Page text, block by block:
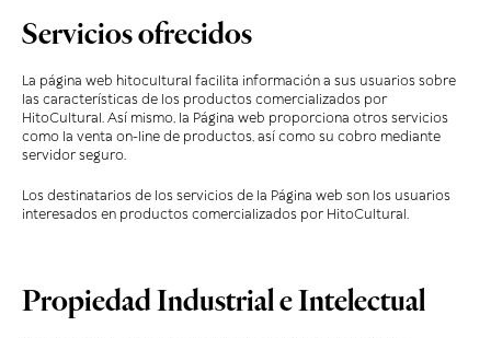
Servicios ofrecidos
La página web hitocultural facilita información a sus usuarios sobre
las características de los productos comercializados por
HitoCultural. Así mismo, la Página web proporciona otros servicios
como la venta on-line de productos, así como su cobro mediante
servidor seguro.
Los destinatarios de los servicios de la Página web son los usuarios
interesados en productos comercializados por HitoCultural.
Propiedad Industrial e Intelectual